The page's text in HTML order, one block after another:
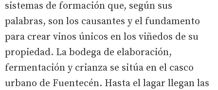
sistemas de formación que, según sus
palabras, son los causantes y el fundamento
para crear vinos únicos en los viñedos de su
propiedad. La bodega de elaboración,
fermentación y crianza se sitúa en el casco
urbano de Fuentecén. Hasta el lagar llegan las